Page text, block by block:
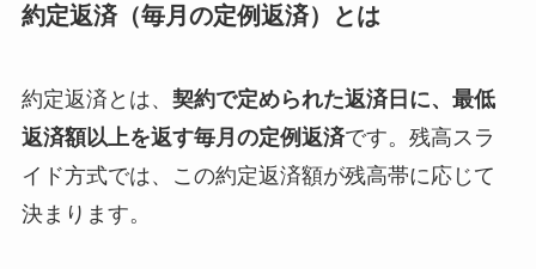
約定返済（毎月の定例返済）とは
約定返済とは、 契約で定められた返済日に、最低
返済額以上を返す毎月の定例返済です。残高スラ
イド方式では、この約定返済額が残高帯に応じて
決まります。